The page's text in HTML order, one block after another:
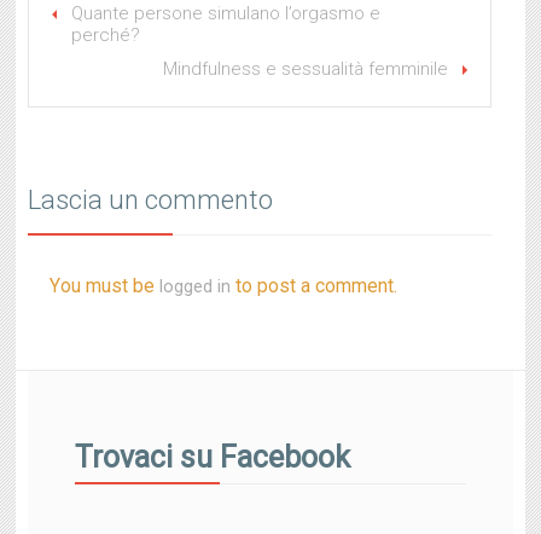
Quante persone simulano l’orgasmo e
perché?
Mindfulness e sessualità femminile
Lascia un commento
You must be logged in to post a comment.
Trovaci su Facebook